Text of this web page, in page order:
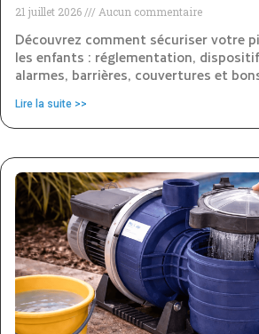
21 juillet 2026 Aucun commentaire
Découvrez comment sécuriser votre
les enfants : réglementation,
alarmes, barrières, couvertures et
Lire la suite >>